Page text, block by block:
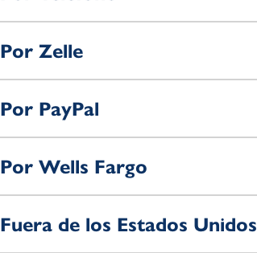
Por Zelle
Por PayPal
Por Wells Fargo
Fuera de los Estados Unidos